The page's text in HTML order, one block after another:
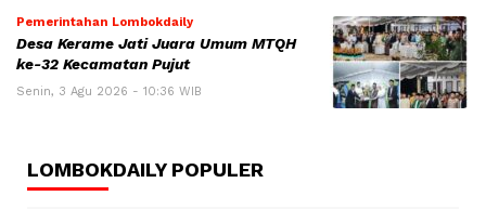
Pemerintahan Lombokdaily
Desa Kerame Jati Juara Umum MTQH
ke-32 Kecamatan Pujut
Senin, 3 Agu 2026 - 10:36 WIB
LOMBOKDAILY POPULER